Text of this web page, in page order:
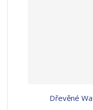
Dřevěné